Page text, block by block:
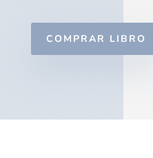
COMPRAR LIBRO